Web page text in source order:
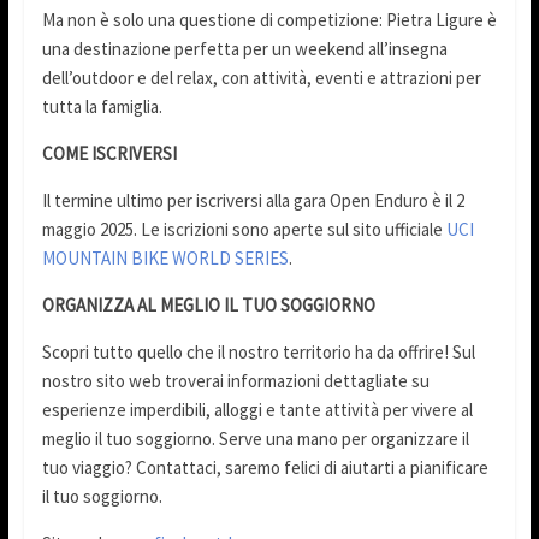
Ma non è solo una questione di competizione: Pietra Ligure è
una destinazione perfetta per un weekend all’insegna
dell’outdoor e del relax, con attività, eventi e attrazioni per
tutta la famiglia.
COME ISCRIVERSI
Il termine ultimo per iscriversi alla gara Open Enduro è il 2
maggio 2025. Le iscrizioni sono aperte sul sito ufficiale UCI
MOUNTAIN BIKE WORLD SERIES.
ORGANIZZA AL MEGLIO IL TUO SOGGIORNO
Scopri tutto quello che il nostro territorio ha da offrire! Sul
nostro sito web troverai informazioni dettagliate su
esperienze imperdibili, alloggi e tante attività per vivere al
meglio il tuo soggiorno. Serve una mano per organizzare il
tuo viaggio? Contattaci, saremo felici di aiutarti a pianificare
il tuo soggiorno.